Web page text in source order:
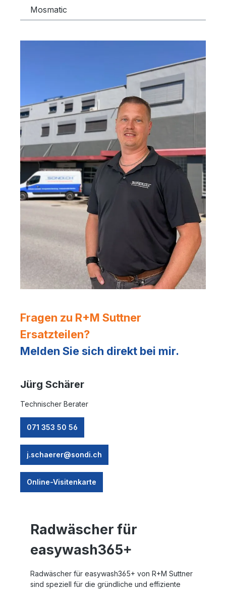
Mosmatic
Fragen zu R+M Suttner
Ersatzteilen?
Melden Sie sich direkt bei mir.
Jürg Schärer
Technischer Berater
071 353 50 56
j.schaerer@sondi.ch
Online-Visitenkarte
Radwäscher für
easywash365+
Radwäscher für easywash365+ von R+M Suttner
sind speziell für die gründliche und effiziente